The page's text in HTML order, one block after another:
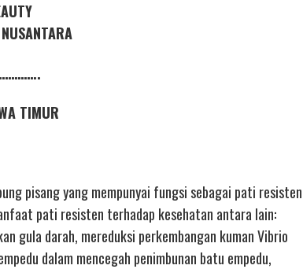
TIMUR
pisang yang mempunyai fungsi sebagai pati resisten
pati resisten terhadap kesehatan antara lain:
gula darah, mereduksi perkembangan kuman Vibrio
dalam mencegah penimbunan batu empedu,